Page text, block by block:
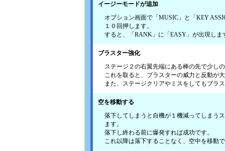
イージーモードが追加
オプション画面で「MUSIC」と「KEY
１０回押します。
すると、「RANK」に「EASY」が出現しま
ブラスター強化
ステージ２の右翼先端にある棒の先で少し
これを取ると、ブラスターの威力と反動が
また、ステージクリアやミスをしてもブラ
空を移動する
落下してしまうと自機が１機減ってしまう
ます。
落下し終わる前に爆発すれば成功です。
これ以降は落下することなく、空中を移動